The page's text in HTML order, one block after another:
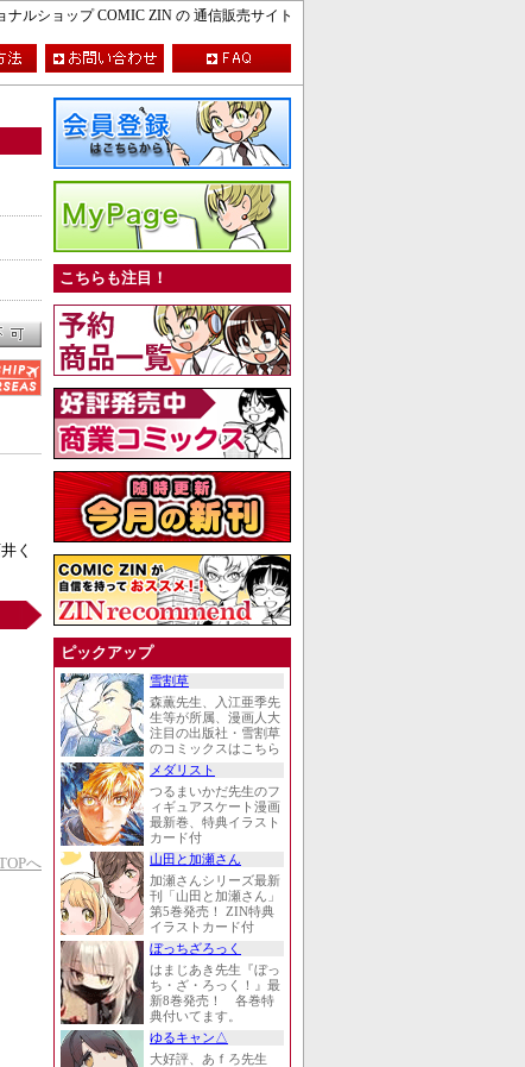
ルショップ COMIC ZIN の 通信販売サイト
く
へ
こちらも注目！
ピックアップ
雪割草
森薫先生、入江亜季先
生等が所属、漫画人大
注目の出版社・雪割草
のコミックスはこちら
メダリスト
つるまいかだ先生のフ
ィギュアスケート漫画
最新巻、特典イラスト
カード付
山田と加瀬さん
加瀬さんシリーズ最新
刊「山田と加瀬さん」
第5巻発売！ ZIN特典
イラストカード付
ぼっちざろっく
はまじあき先生『ぼっ
ち・ざ・ろっく！』最
新8巻発売！ 各巻特
典付いてます。
ゆるキャン△
大好評、あｆろ先生